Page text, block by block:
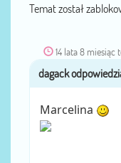
Temat został
14 lata 8 miesiąc
Marcelina